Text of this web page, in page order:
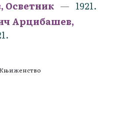
1921.
Арцибашев,
Књиженство